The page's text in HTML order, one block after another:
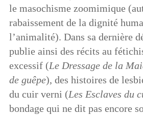
le masochisme zoomimique
rabaissement de la dignité
l’animalité). Dans sa dernière
publie ainsi des récits au
excessif (Le Dressage de la
de guêpe), des histoires de
du cuir verni (Les Esclaves du
bondage qui ne dit pas encore